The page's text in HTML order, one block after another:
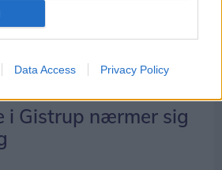
Data Access Privacy Policy
i Gistrup nærmer sig